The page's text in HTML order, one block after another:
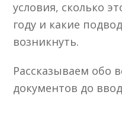
условия, сколько
году и какие
возникнуть.
Рассказываем обо
документов до